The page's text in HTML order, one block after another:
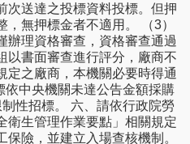
次送達之投標資料投標。但押
無押標金者不適用。 （3）
辦理資格審查，資格審查通過
以書面審查進行評分，廠商不
定之廠商，本機關必要時得通
中央機關未達公告金額採購
性招標。 六、請依行政院勞
衛生管理作業要點」相關規定
險，並建立入場查核機制。